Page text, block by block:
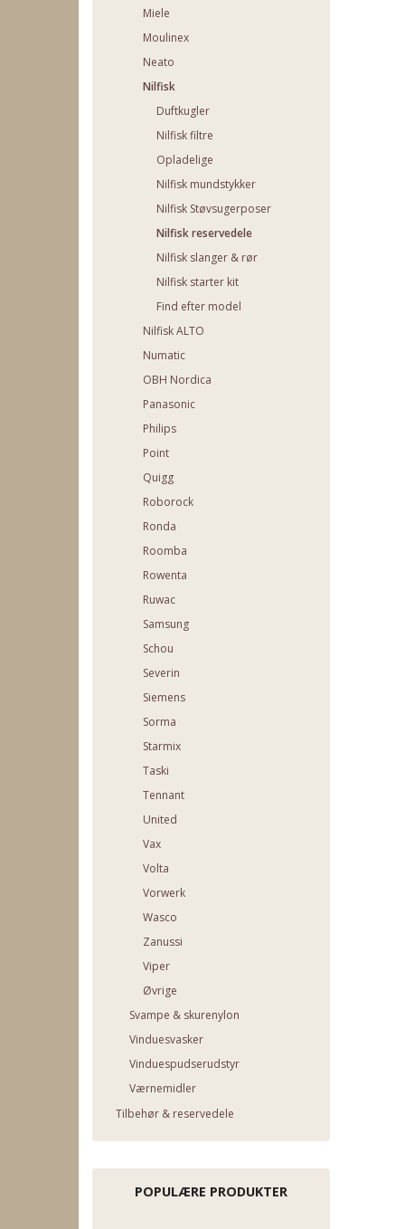
Miele
Moulinex
Neato
Nilfisk
Duftkugler
Nilfisk filtre
Opladelige
Nilfisk mundstykker
Nilfisk Støvsugerposer
Nilfisk reservedele
Nilfisk slanger & rør
Nilfisk starter kit
Find efter model
Nilfisk ALTO
Numatic
OBH Nordica
Panasonic
Philips
Point
Quigg
Roborock
Ronda
Roomba
Rowenta
Ruwac
Samsung
Schou
Severin
Siemens
Sorma
Starmix
Taski
Tennant
United
Vax
Volta
Vorwerk
Wasco
Zanussi
Viper
Øvrige
Svampe & skurenylon
Vinduesvasker
Vinduespudserudstyr
Værnemidler
Tilbehør & reservedele
POPULÆRE PRODUKTER